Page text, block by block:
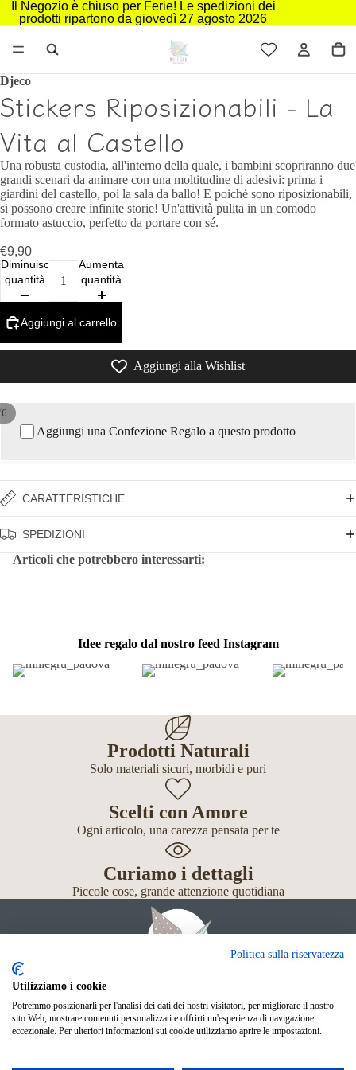
Il Negozio è chiuso per Ferie! Le spedizioni dei
prodotti ripartono da giovedì 27 agosto 2026
6
Djeco
Stickers Riposizionabili - La
Vita al Castello
Una robusta custodia, all'interno della quale, i bambini scopriranno due
grandi scenari da animare con una moltitudine di adesivi: prima i
giardini del castello, poi la sala da ballo! E poiché sono riposizionabili,
si possono creare infinite storie! Un'attività pulita in un comodo
formato astuccio, perfetto da portare con sé.
€9,90
Diminuisci
quantità
Aumenta
quantità
Aggiungi al carrello
Aggiungi alla Wishlist
Aggiungi una Confezione Regalo a questo prodotto
CARATTERISTICHE
SPEDIZIONI
Articoli che potrebbero interessarti:
Idee regalo dal nostro feed Instagram
Prodotti Naturali
Solo materiali sicuri, morbidi e puri
Scelti con Amore
Ogni articolo, una carezza pensata per te
Curiamo i dettagli
Piccole cose, grande attenzione quotidiana
Giochi
Neonato
Politica sulla riservatezza
Utilizziamo i cookie
Potremmo posizionarli per l'analisi dei dati dei nostri visitatori, per migliorare il nostro
sito Web, mostrare contenuti personalizzati e offrirti un'esperienza di navigazione
eccezionale. Per ulteriori informazioni sui cookie utilizziamo aprire le impostazioni.